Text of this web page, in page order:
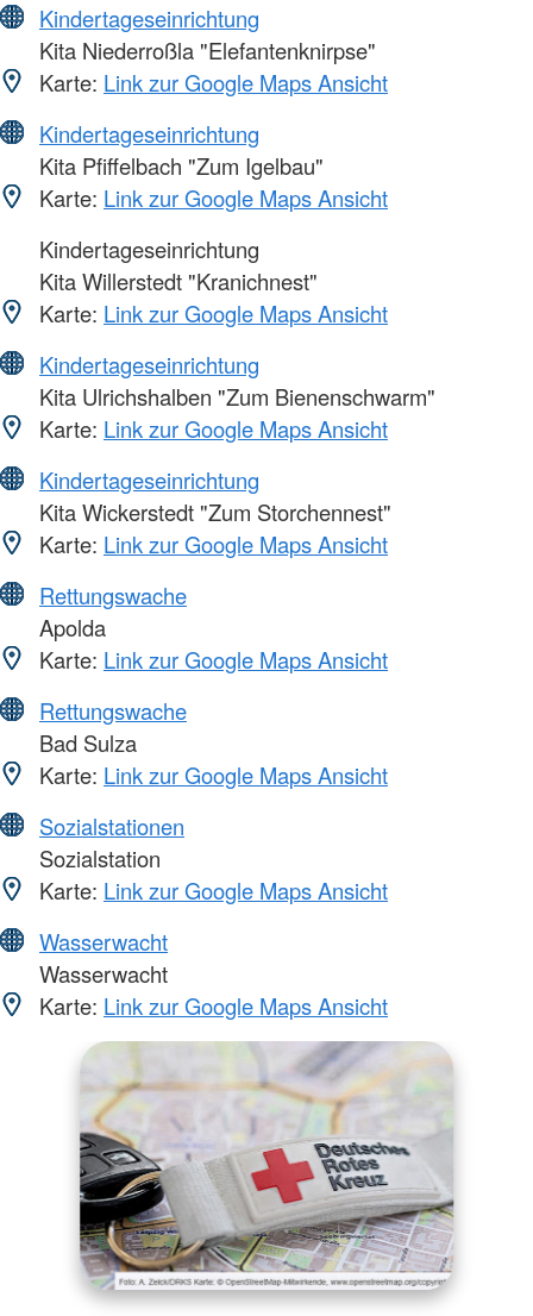
Kindertageseinrichtung
Kita Niederroßla "Elefantenknirpse"
Karte: Link zur Google Maps Ansicht
Kindertageseinrichtung
Kita Pfiffelbach "Zum Igelbau"
Karte: Link zur Google Maps Ansicht
Kindertageseinrichtung
Kita Willerstedt "Kranichnest"
Karte: Link zur Google Maps Ansicht
Kindertageseinrichtung
Kita Ulrichshalben "Zum Bienenschwarm"
Karte: Link zur Google Maps Ansicht
Kindertageseinrichtung
Kita Wickerstedt "Zum Storchennest"
Karte: Link zur Google Maps Ansicht
Rettungswache
Apolda
Karte: Link zur Google Maps Ansicht
Rettungswache
Bad Sulza
Karte: Link zur Google Maps Ansicht
Sozialstationen
Sozialstation
Karte: Link zur Google Maps Ansicht
Wasserwacht
Wasserwacht
Karte: Link zur Google Maps Ansicht